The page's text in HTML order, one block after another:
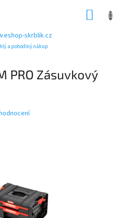
skrblik.cz
a pohodlný nákup
PRO Zásuvkový